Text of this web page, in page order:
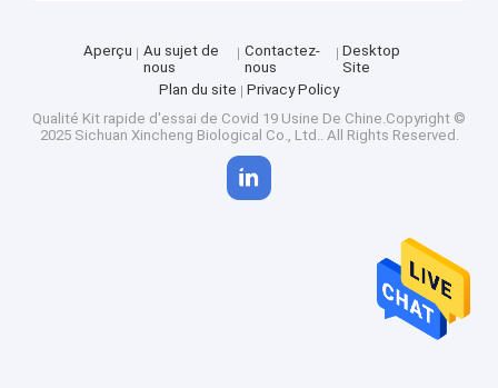
Aperçu
Au sujet de
nous
Contactez-
nous
Desktop
Site
Plan du site
Privacy Policy
Qualité Kit rapide d'essai de Covid 19 Usine De Chine.Copyright ©
2025 Sichuan Xincheng Biological Co., Ltd.. All Rights Reserved.